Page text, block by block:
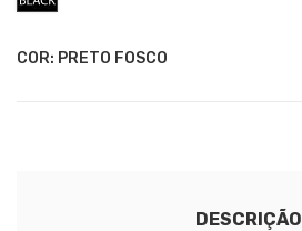
COR: PRETO FOSCO
DESCRIÇÃO